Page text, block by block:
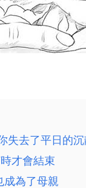
失去了平日的
才會結束
成為了母親